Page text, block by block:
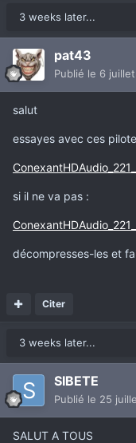
3 weeks later...
pat43
Publié le 6 juillet
salut
essayes avec ces
si il ne va pas :
décompresses-les et
Citer
3 weeks later...
SIBETE
Publié le 25
SALUT A TOUS